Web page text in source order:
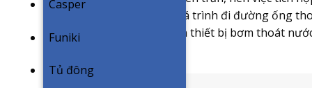
Casper
Funiki
Tủ đông
thuận lợi đáng kể cho quá trình đi đường ống
cạnh đó, việc tích hợp sẵn thiết bị bơm thoát